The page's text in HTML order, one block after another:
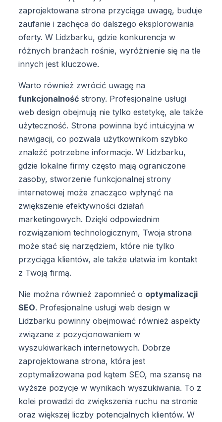
zaprojektowana strona przyciąga uwagę, buduje
zaufanie i zachęca do dalszego eksplorowania
oferty. W Lidzbarku, gdzie konkurencja w
różnych branżach rośnie, wyróżnienie się na tle
innych jest kluczowe.
Warto również zwrócić uwagę na
funkcjonalność strony. Profesjonalne usługi
web design obejmują nie tylko estetykę, ale także
użyteczność. Strona powinna być intuicyjna w
nawigacji, co pozwala użytkownikom szybko
znaleźć potrzebne informacje. W Lidzbarku,
gdzie lokalne firmy często mają ograniczone
zasoby, stworzenie funkcjonalnej strony
internetowej może znacząco wpłynąć na
zwiększenie efektywności działań
marketingowych. Dzięki odpowiednim
rozwiązaniom technologicznym, Twoja strona
może stać się narzędziem, które nie tylko
przyciąga klientów, ale także ułatwia im kontakt
z Twoją firmą.
Nie można również zapomnieć o optymalizacji
SEO. Profesjonalne usługi web design w
Lidzbarku powinny obejmować również aspekty
związane z pozycjonowaniem w
wyszukiwarkach internetowych. Dobrze
zaprojektowana strona, która jest
zoptymalizowana pod kątem SEO, ma szansę na
wyższe pozycje w wynikach wyszukiwania. To z
kolei prowadzi do zwiększenia ruchu na stronie
oraz większej liczby potencjalnych klientów. W